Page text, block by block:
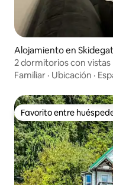
Alojamiento en
2 dormitorios con vistas
Familiar · Ubicación ·
Favorito entre
Favorito entre